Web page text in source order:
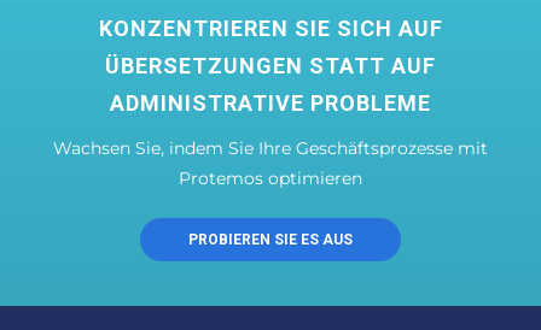
KONZENTRIEREN SIE SICH AUF
ÜBERSETZUNGEN STATT AUF
ADMINISTRATIVE PROBLEME
Wachsen Sie, indem Sie Ihre Geschäftsprozesse mit
Protemos optimieren
PROBIEREN SIE ES AUS